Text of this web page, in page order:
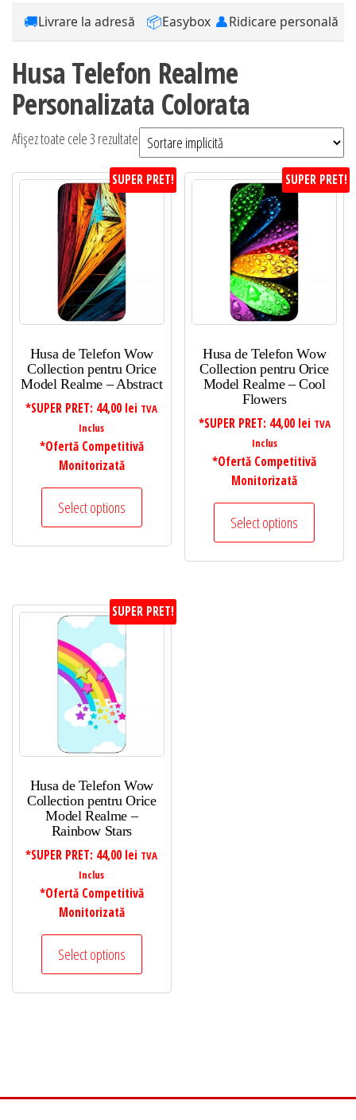
🚚Livrare la adresă 📦Easybox 👤Ridicare personală
Husa Telefon Realme
Personalizata Colorata
Afișez toate cele 3 rezultate
SUPER PRET!
Husa de Telefon Wow
Collection pentru Orice
Model Realme – Abstract
*SUPER PRET: 44,00 lei TVA
Inclus
*Ofertă Competitivă
Monitorizată
Select options
SUPER PRET!
Husa de Telefon Wow
Collection pentru Orice
Model Realme – Cool
Flowers
*SUPER PRET: 44,00 lei TVA
Inclus
*Ofertă Competitivă
Monitorizată
Select options
SUPER PRET!
Husa de Telefon Wow
Collection pentru Orice
Model Realme –
Rainbow Stars
*SUPER PRET: 44,00 lei TVA
Inclus
*Ofertă Competitivă
Monitorizată
Select options